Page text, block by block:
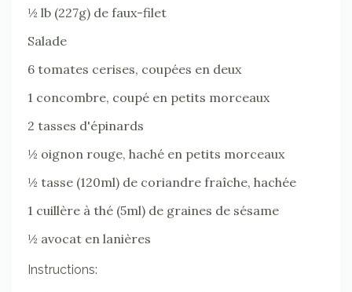
½ lb (227g) de faux-filet
Salade
6 tomates cerises, coupées en deux
1 concombre, coupé en petits morceaux
2 tasses d'épinards
½ oignon rouge, haché en petits morceaux
½ tasse (120ml) de coriandre fraîche, hachée
1 cuillère à thé (5ml) de graines de sésame
½ avocat en lanières
Instructions: